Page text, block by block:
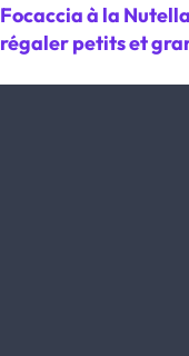
Focaccia à la
régaler petits et